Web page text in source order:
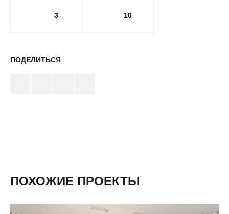
3 10
ПОДЕЛИТЬСЯ
ПОХОЖИЕ ПРОЕКТЫ